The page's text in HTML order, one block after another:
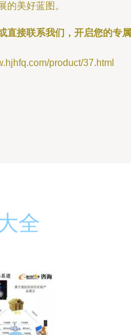
的美好蓝图。
直接联系我们，开启您的专属
product/37.html
全